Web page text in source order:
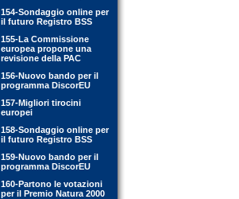
154-Sondaggio online per
il futuro Registro BSS
155-La Commissione
europea propone una
revisione della PAC
156-Nuovo bando per il
programma DiscorEU
157-Migliori tirocini
europei
158-Sondaggio online per
il futuro Registro BSS
159-Nuovo bando per il
programma DiscorEU
160-Partono le votazioni
per il Premio Natura 2000